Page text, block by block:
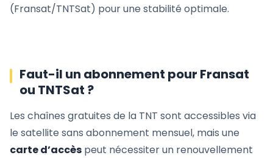
(Fransat/TNTSat) pour une stabilité optimale.
Faut-il un abonnement pour Fransat
ou TNTSat ?
Les chaînes gratuites de la TNT sont accessibles via
le satellite sans abonnement mensuel, mais une
carte d’accès peut nécessiter un renouvellement